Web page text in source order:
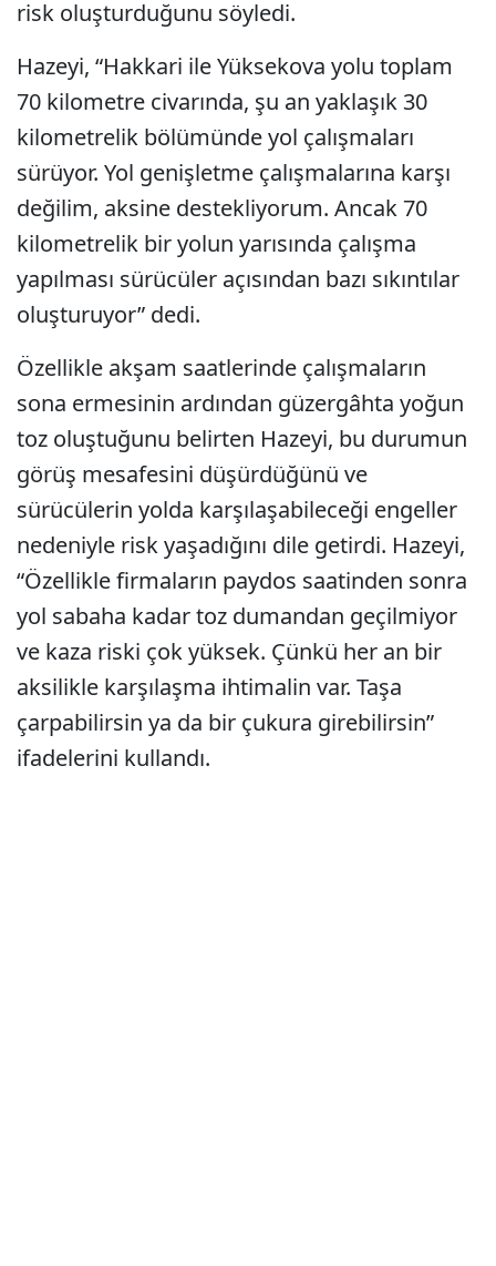
risk oluşturduğunu söyledi.
Hazeyi, “Hakkari ile Yüksekova yolu toplam
70 kilometre civarında, şu an yaklaşık 30
kilometrelik bölümünde yol çalışmaları
sürüyor. Yol genişletme çalışmalarına karşı
değilim, aksine destekliyorum. Ancak 70
kilometrelik bir yolun yarısında çalışma
yapılması sürücüler açısından bazı sıkıntılar
oluşturuyor” dedi.
Özellikle akşam saatlerinde çalışmaların
sona ermesinin ardından güzergâhta yoğun
toz oluştuğunu belirten Hazeyi, bu durumun
görüş mesafesini düşürdüğünü ve
sürücülerin yolda karşılaşabileceği engeller
nedeniyle risk yaşadığını dile getirdi. Hazeyi,
“Özellikle firmaların paydos saatinden sonra
yol sabaha kadar toz dumandan geçilmiyor
ve kaza riski çok yüksek. Çünkü her an bir
aksilikle karşılaşma ihtimalin var. Taşa
çarpabilirsin ya da bir çukura girebilirsin”
ifadelerini kullandı.